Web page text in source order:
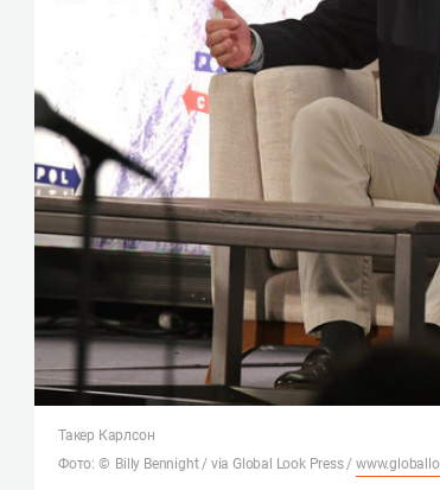
Такер Карлсон
Фото: © Billy Bennight / via Global Look Press /